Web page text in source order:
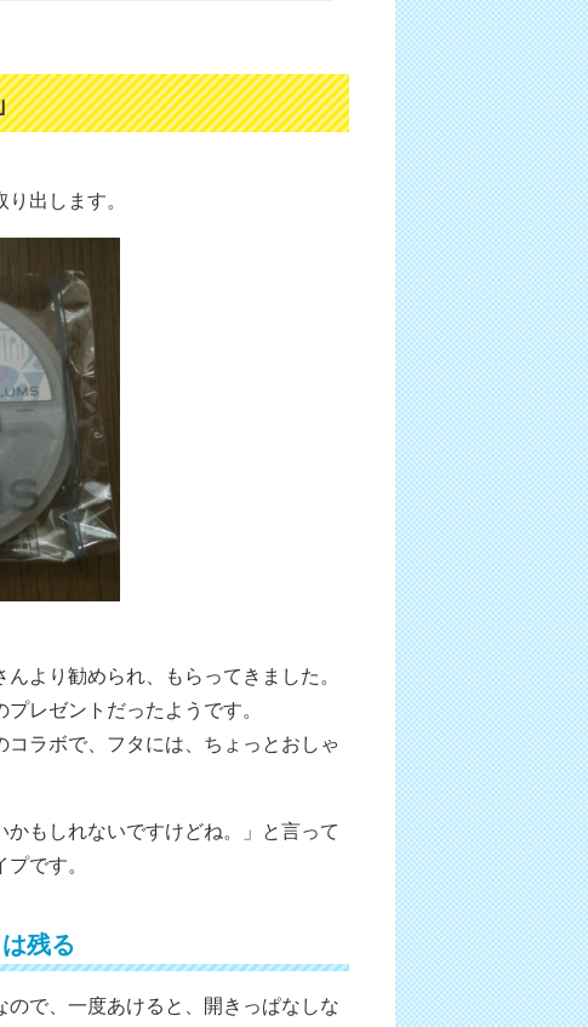
出します。
より勧められ、もらってきました。
レゼントだったようです。
ラボで、フタには、ちょっとおしゃ
もしれないですけどね。」と言って
です。
残る
で、一度あけると、開きっぱなしな